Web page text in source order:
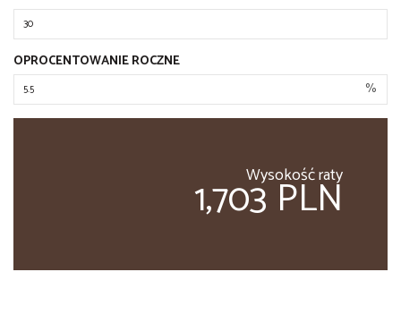
OPROCENTOWANIE ROCZNE
%
Wysokość raty
1,703 PLN